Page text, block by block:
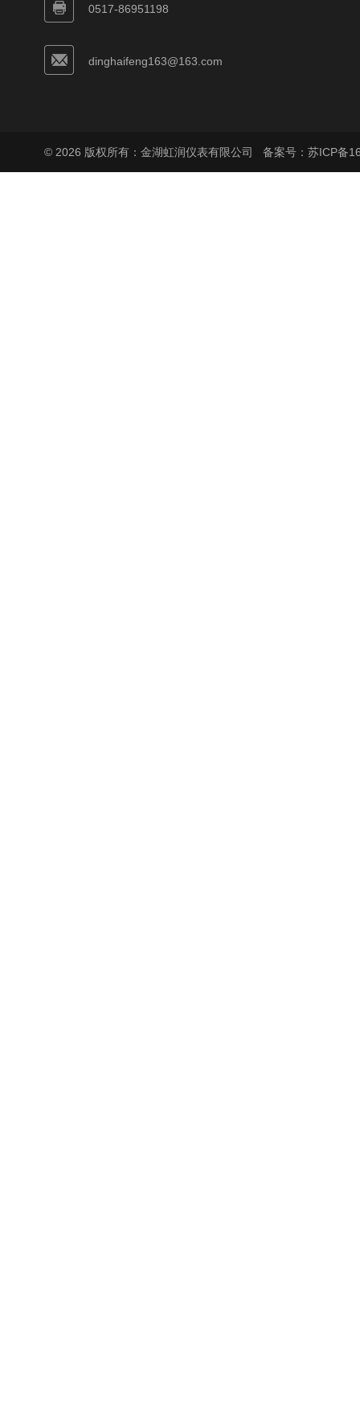
0517-86951198
dinghaifeng163@163.com
© 2026 版权所有：金湖虹润仪表有限公司 备案号：苏ICP备